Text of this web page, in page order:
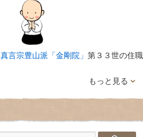
真言宗豊山派「金剛院」 第３３世の住職
もっと見る